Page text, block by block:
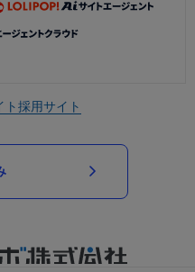
ト採用サイト